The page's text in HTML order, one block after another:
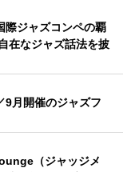
際ジャズコンペの覇
在なジャズ話法を披
9月開催のジャズフ
（ジャッジメ